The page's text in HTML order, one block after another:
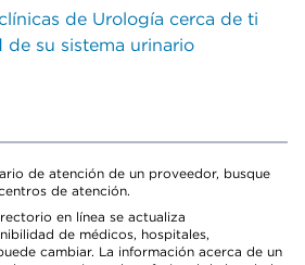
de Urología cerca de ti
de su sistema urinario
de atención de un proveedor, busque
de atención.
en línea se actualiza
de médicos, hospitales,
cambiar. La información acerca de un